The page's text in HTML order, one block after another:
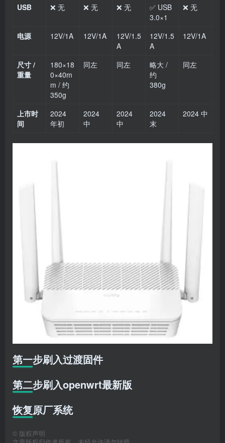
USB ❌ 无 ❌ 无 ❌ 无
✅ USB
3.0×1
❌ 无
电源 12V/1A 12V/1A
12V/1.5
A
12V/1.5
A
12V/1A
尺寸 /
重量
180×18
0×40m
m / 约
350g
同左 同左
略大 /
约
380g
同左
上市时
间
2024
年初
2024
中
2024
中
2024
末
2024 中
第一步刷入过渡固件
第二步刷入openwrt最新版
恢复原厂系统
© 版权声明